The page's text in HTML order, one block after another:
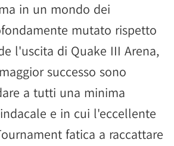
in un mondo dei
mutato rispetto
l'uscita di Quake III Arena,
successo sono
a tutti una minima
e in cui l'eccellente
fatica a raccattare